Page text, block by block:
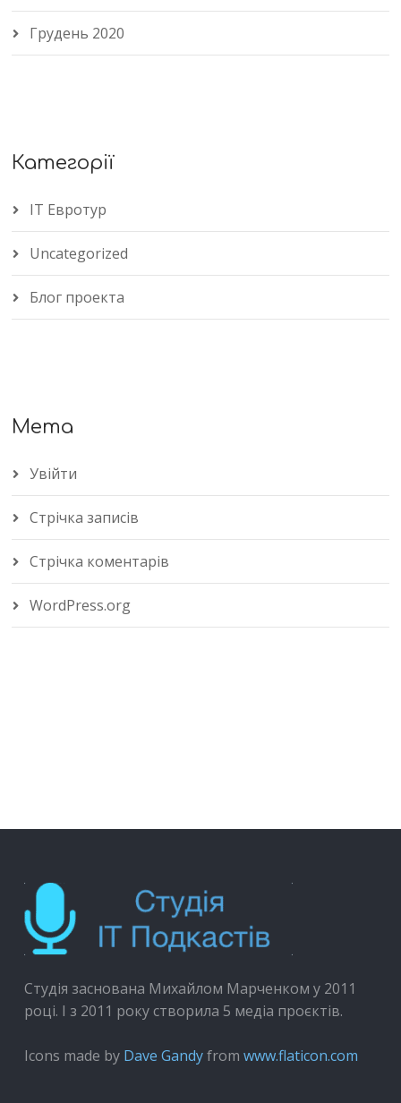
Грудень 2020
Категорії
IT Евротур
Uncategorized
Блог проекта
Мета
Увійти
Стрічка записів
Стрічка коментарів
WordPress.org
Студія заснована Михайлом Марченком у 2011
році. І з 2011 року створила 5 медіа проєктів.
Icons made by Dave Gandyfrom www.flaticon.com